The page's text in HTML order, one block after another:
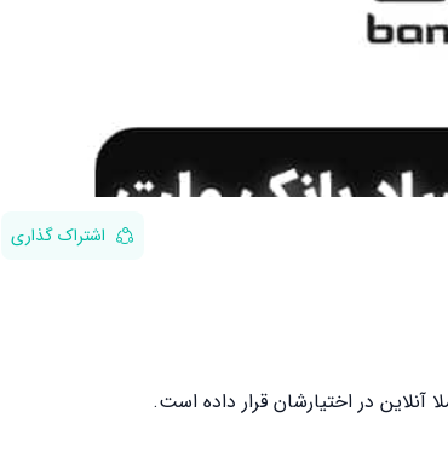
اشتراک گذاری
در اختیارشان قرار داده است.